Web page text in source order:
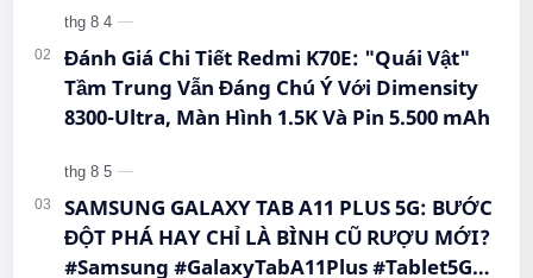
#EInkPhone #5GSmartphone
#Hi…
Đánh Giá Chi Tiết Redmi K70E: "Quái Vật"
Tầm Trung Vẫn Đáng Chú Ý Với Dimensity
8300-Ultra, Màn Hình 1.5K Và Pin 5.500 mAh
SAMSUNG GALAXY TAB A11 PLUS 5G: BƯỚC
ĐỘT PHÁ HAY CHỈ LÀ BÌNH CŨ RƯỢU MỚI?
#Samsung #GalaxyTabA11Plus #Tablet5G